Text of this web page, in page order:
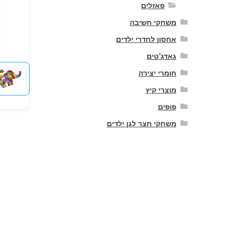
פאזלים
משחקי חשיבה
אחסון לחדרי ילדים
גאדג'טים
חומרי יצירה
מוצרי קיץ
פופים
משחקי חצר לגן ילדים